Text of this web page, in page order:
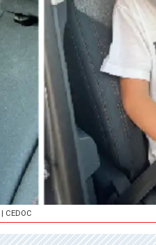
| CEDOC